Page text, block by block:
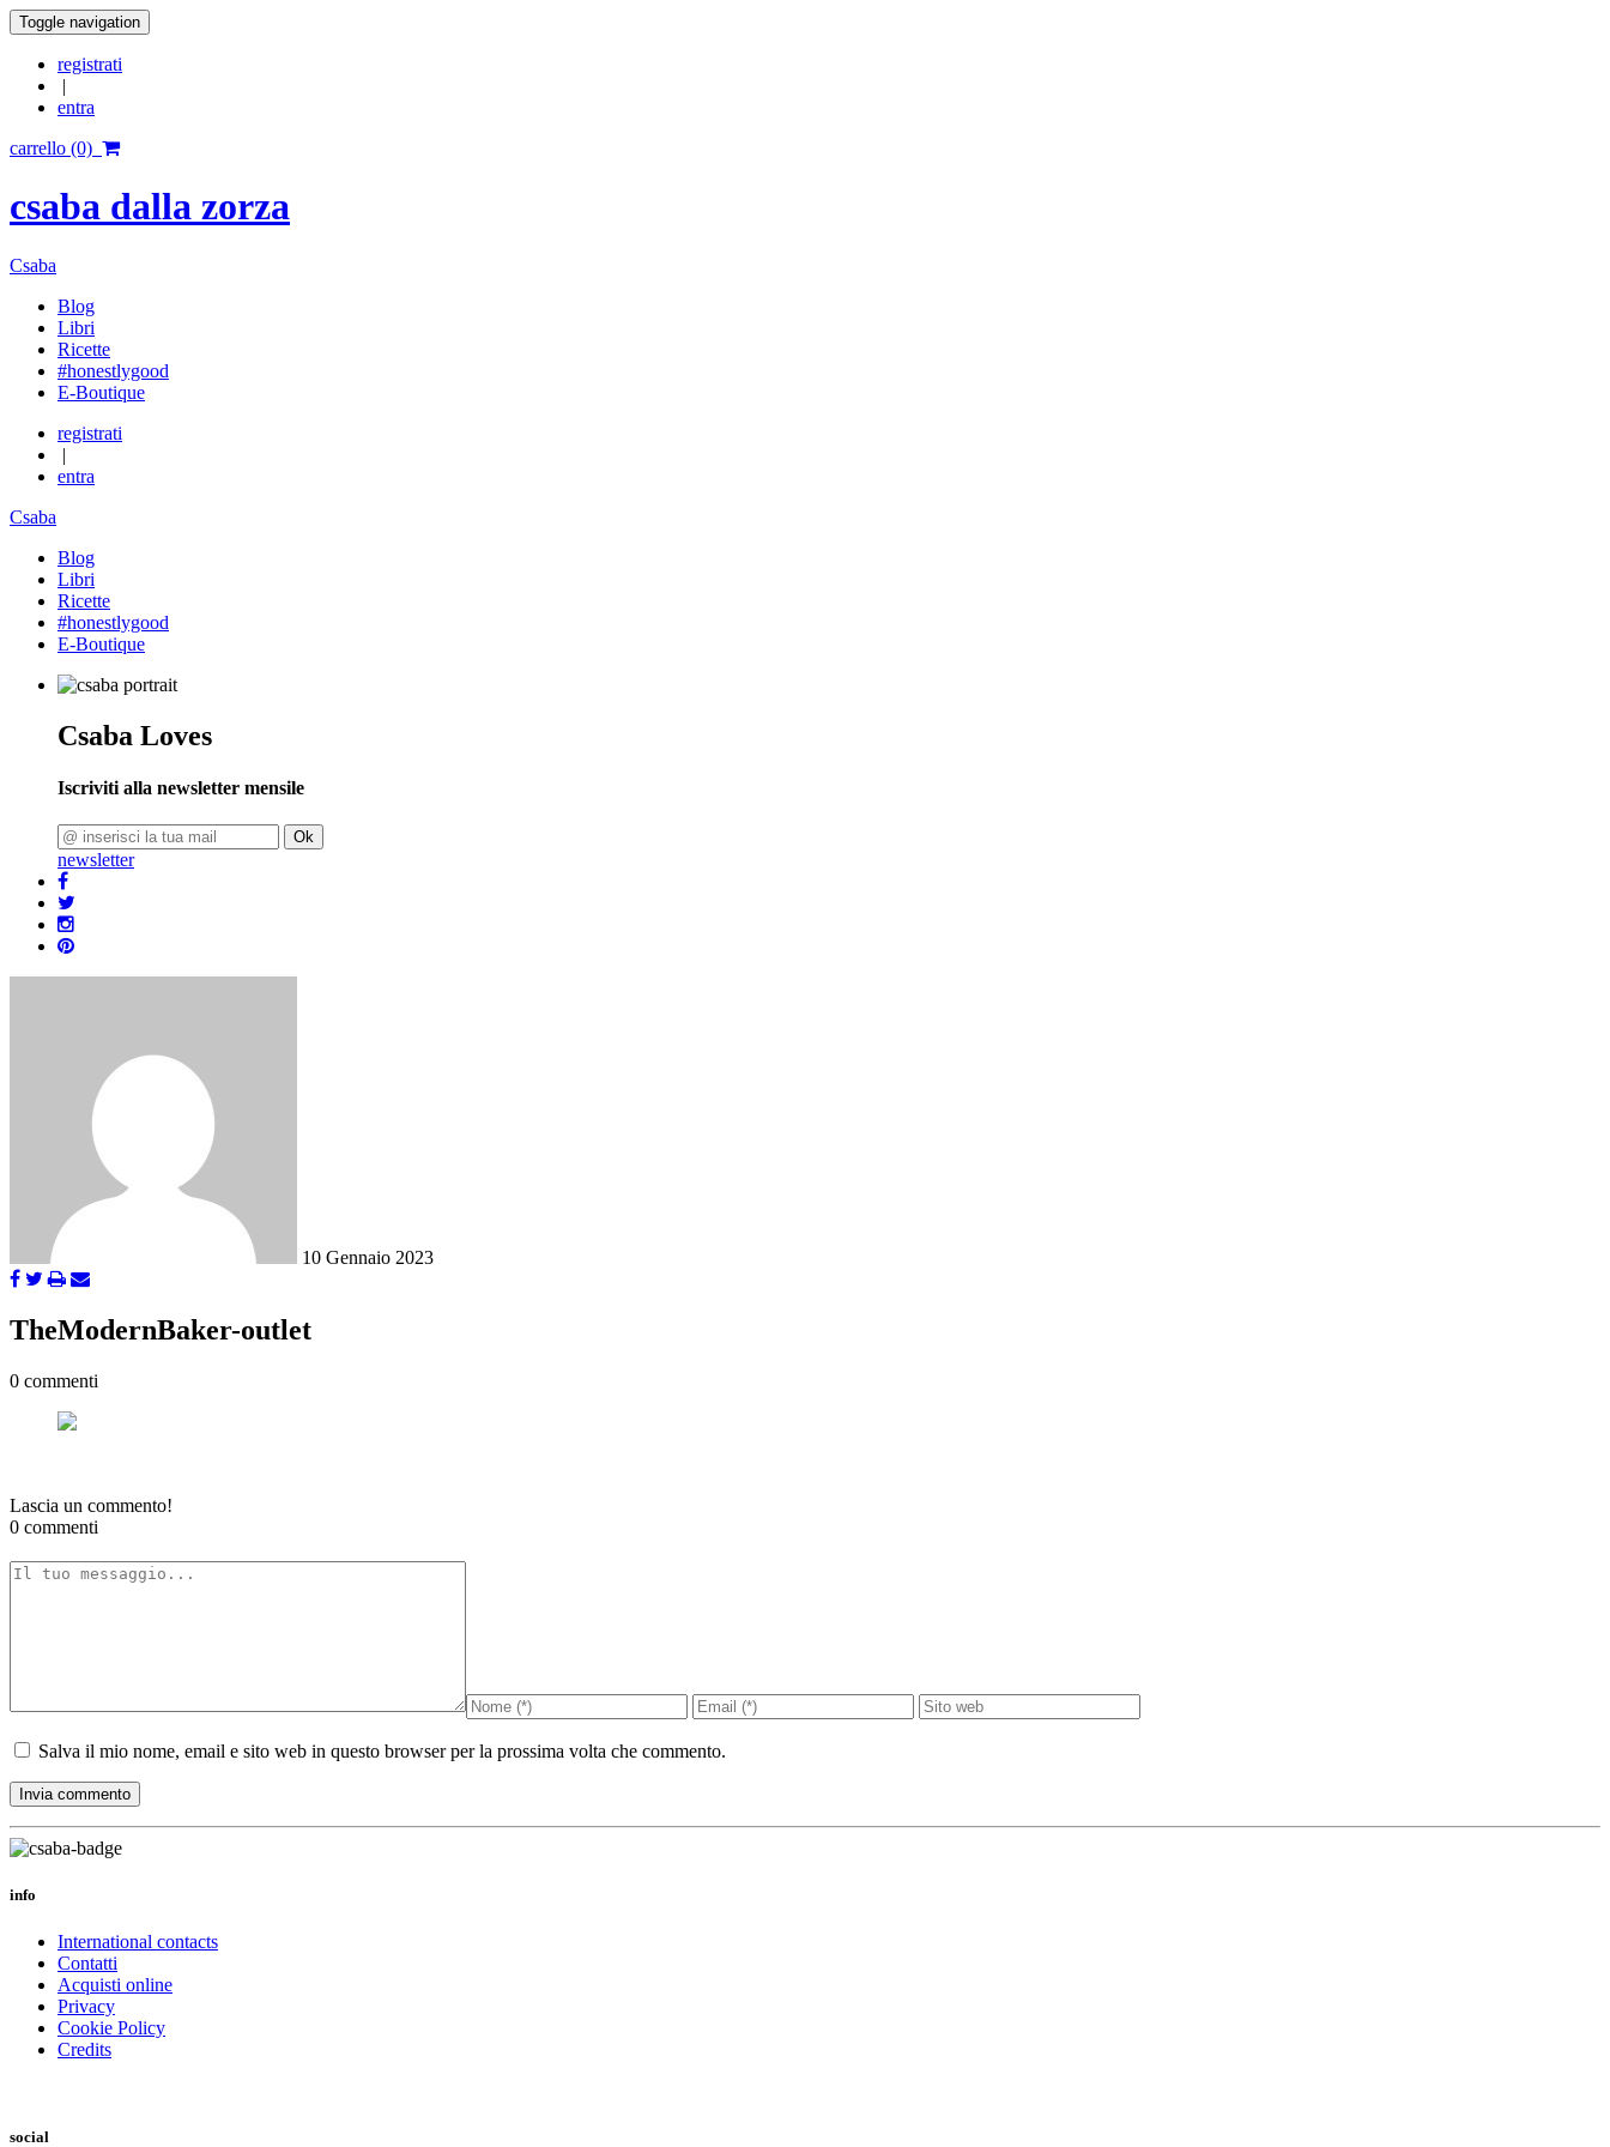
Toggle navigation
registrati
|
entra
carrello (0)
csaba dalla zorza
Csaba
Blog
Libri
Ricette
#honestlygood
E-Boutique
registrati
|
entra
Csaba
Blog
Libri
Ricette
#honestlygood
E-Boutique
Csaba Loves
Iscriviti alla newsletter mensile
Ok
newsletter
10 Gennaio 2023
TheModernBaker-outlet
0 commenti
Lascia un commento!
0 commenti
Salva il mio nome, email e sito web in questo browser per la prossima volta che commento.
info
International contacts
Contatti
Acquisti online
Privacy
Cookie Policy
Credits
social